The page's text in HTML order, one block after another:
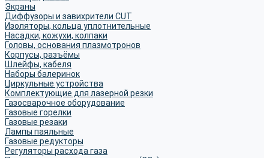
Экраны
Диффузоры и завихрители CUT
Изоляторы, кольца уплотнительные
Насадки, кожухи, колпаки
Головы, основания плазмотронов
Корпусы, разъёмы
Шлейфы, кабеля
Наборы балеринок
Циркульные устройства
Комплектующие для лазерной резки
Газосварочное оборудование
Газовые горелки
Газовые резаки
Лампы паяльные
Газовые редукторы
Регуляторы расхода газа